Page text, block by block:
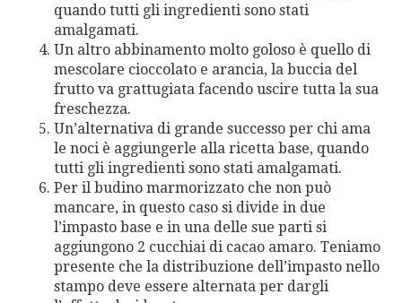
quando tutti gli ingredienti sono stati
amalgamati.
Un altro abbinamento molto goloso è quello di
mescolare cioccolato e arancia, la buccia del
frutto va grattugiata facendo uscire tutta la sua
freschezza.
Un’alternativa di grande successo per chi ama
le noci è aggiungerle alla ricetta base, quando
tutti gli ingredienti sono stati amalgamati.
Per il budino marmorizzato che non può
mancare, in questo caso si divide in due
l’impasto base e in una delle sue parti si
aggiungono 2 cucchiai di cacao amaro. Teniamo
presente che la distribuzione dell’impasto nello
stampo deve essere alternata per dargli